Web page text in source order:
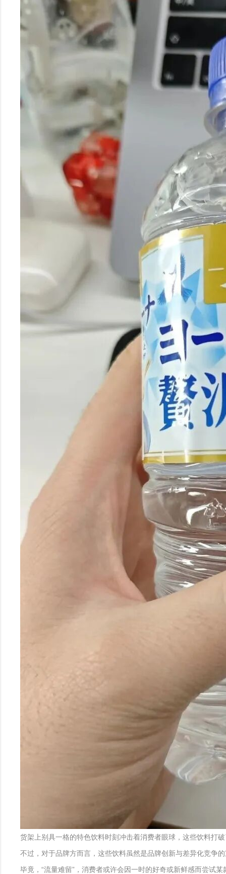
货架上别具一格的特色饮料时刻冲击着消费者眼球，这些饮料打
不过，对于品牌方而言，这些饮料虽然是品牌创新与差异化竞争
毕竟，“流量难留”，消费者或许会因一时的好奇或新鲜感而尝试